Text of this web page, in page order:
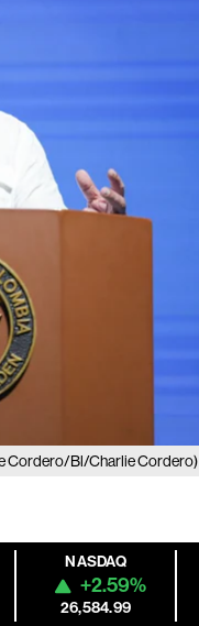
Cordero/Bl/Charlie Cordero)
NASDAQ
+2.59%
26,584.99